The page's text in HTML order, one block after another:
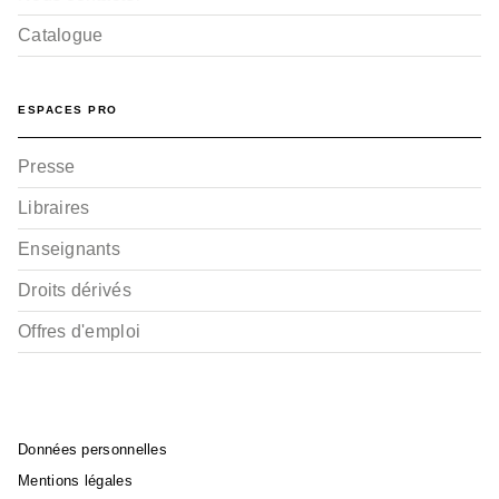
Surcouf - Tome 03
Arnaud Delalande
Catalogue
ESPACES PRO
Presse
Libraires
Enseignants
Droits dérivés
Offres d'emploi
Données personnelles
Mentions légales